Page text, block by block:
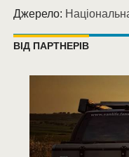
Джерело:
ВІД ПАРТНЕРІВ